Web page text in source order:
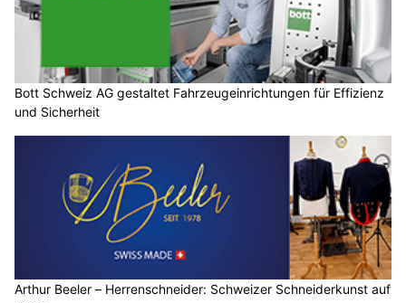
Bott Schweiz AG gestaltet Fahrzeugeinrichtungen für Effizienz
und Sicherheit
Arthur Beeler – Herrenschneider: Schweizer Schneiderkunst auf